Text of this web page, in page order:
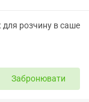
розчину в саше
Забронювати